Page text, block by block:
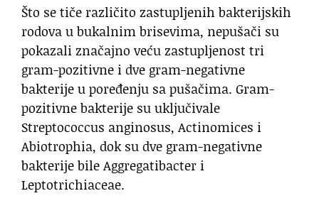
Što se tiče različito zastupljenih bakterijskih
rodova u bukalnim brisevima, nepušači su
pokazali značajno veću zastupljenost tri
gram-pozitivne i dve gram-negativne
bakterije u poređenju sa pušačima. Gram-
pozitivne bakterije su uključivale
Streptococcus anginosus, Actinomices i
Abiotrophia, dok su dve gram-negativne
bakterije bile Aggregatibacter i
Leptotrichiaceae.